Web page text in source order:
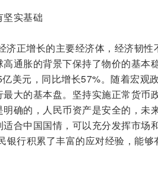
实基础
正增长的主要经济体，经济韧性
通胀的背景下保持了物价的基本
美元，同比增长57%。随着宏观
大的基本盘。坚持实施正常货币
确的，人民币资产是安全的，未
合中国国情，可以充分发挥市场
银行积累了丰富的应对经验，能够